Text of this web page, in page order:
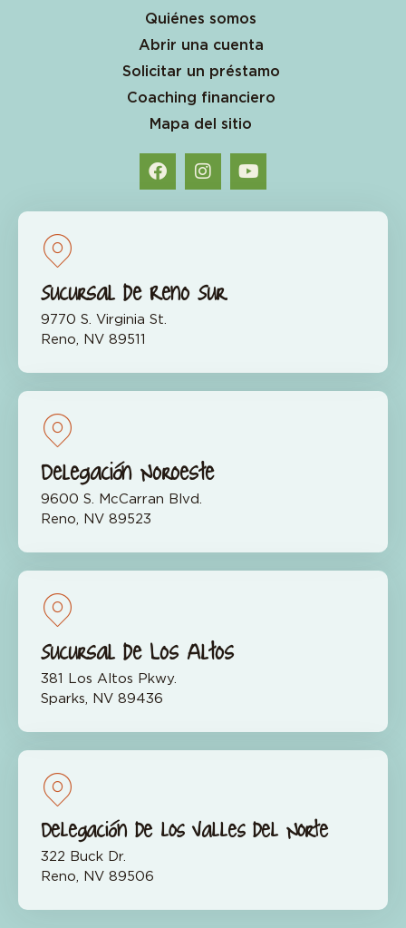
Quiénes somos
Abrir una cuenta
Solicitar un préstamo
Coaching financiero
Mapa del sitio
Sucursal de Reno Sur
9770 S. Virginia St.
Reno, NV 89511
Delegación Noroeste
9600 S. McCarran Blvd.
Reno, NV 89523
Sucursal de Los Altos
381 Los Altos Pkwy.
Sparks, NV 89436
Delegación de los Valles del Norte
322 Buck Dr.
Reno, NV 89506